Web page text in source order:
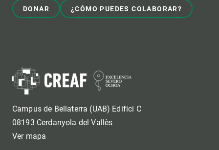
DONAR ¿CÓMO PUEDES COLABORAR?
Campus de Bellaterra (UAB) Edifici C
08193 Cerdanyola del Vallès
Ver mapa